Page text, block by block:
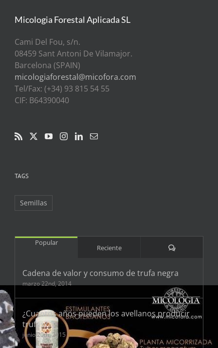
Micologia Forestal Aplicada SL
Cami Del Fou, s/n.
08459 Sant Antoni De Vilamajor.
Barcelona (SPAIN)
micologiaforestal@micofora.com
Tel/Fax: (+34) 93 815 54 55
CIF: B64390040
TAGS
Semillas
Popular
Reciente Comentarios
Cadena de valor y consumo de trufa negra
marzo 22nd, 2014
¿Cuantos años pueden los avellanos producir
trufas?
junio 20th, 2015